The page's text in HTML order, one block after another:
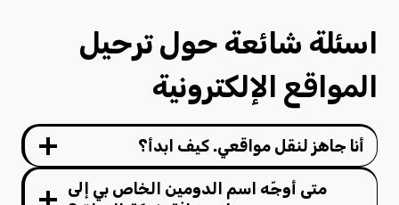
اسئلة شائعة حول ترحيل
المواقع الإلكترونية
أنا جاهز لنقل مواقعي. كيف ابدأ؟
متى أوجّه اسم الدومين الخاص بي إلى